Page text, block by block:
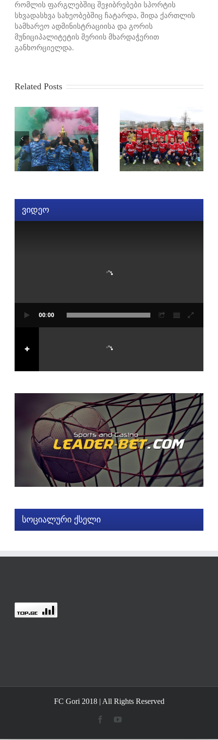
რომლის ფარგლებშიც შეჯიბრებები სპორტის
სხვადასხვა სახეობებშიც ჩატარდა, შიდა ქართლის
სამხარეო ადმინისტრაციისა და გორის
მუნიციპალიტეტის მერიის მხარდაჭერით
განხორციელდა.
Related Posts
ვიდეო
00:00
სოციალური ქსელი
FC Gori 2018 | All Rights Reserved
FacebookYouTube